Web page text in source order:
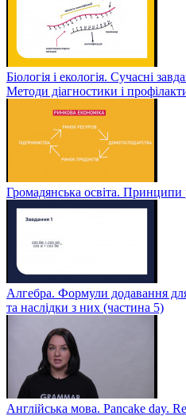
Біологія і екологія. Сучасні
Методи діагностики і
Громадянська освіта. Принципи
Алгебра. Формули додавання
та наслідки з них (частина 5)
Англійська мова. Pancake day.